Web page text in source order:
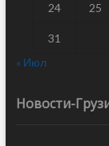
24 25
31
« Июл
Новости-